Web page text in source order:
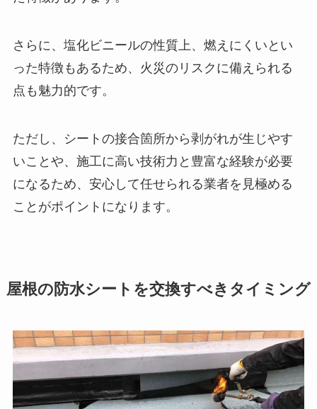
さらに、塩化ビニールの性質上、燃えにくいとい
った特徴もあるため、火災のリスクに備えられる
点も魅力的です。
ただし、シートの接合箇所から剥がれが生じやす
いことや、施工に高い技術力と豊富な経験が必要
になるため、安心して任せられる業者を見極める
ことがポイントになります。
屋根の防水シートを交換すべきタイミング